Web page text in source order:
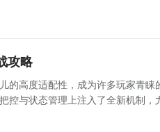
攻略
的高度适配性，成为许多玩家青睐
控与状态管理上注入了全新机制，